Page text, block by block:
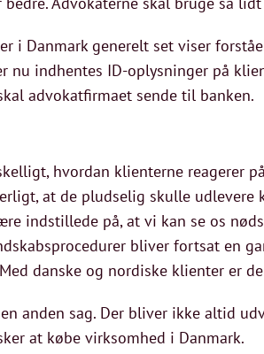
i Danmark generelt set viser
nu indhentes ID-oplysninger på
advokatfirmaet sende til banken.
hvordan klienterne reagerer
at de pludselig skulle
indstillede på, at vi kan se os
bliver fortsat en
danske og nordiske klienter er
anden sag. Der bliver ikke altid
at købe virksomhed i Danmark.